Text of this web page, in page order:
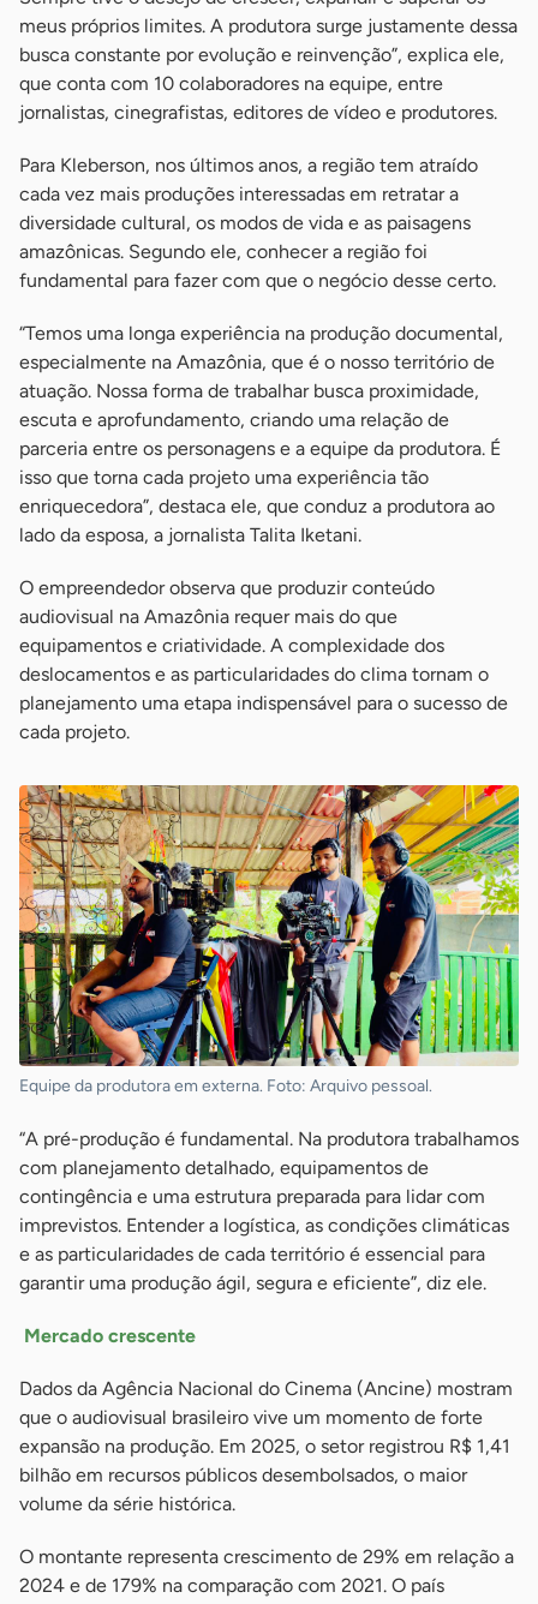
meus próprios limites. A produtora surge justamente dessa
busca constante por evolução e reinvenção”, explica ele,
que conta com 10 colaboradores na equipe, entre
jornalistas, cinegrafistas, editores de vídeo e produtores.
Para Kleberson, nos últimos anos, a região tem atraído
cada vez mais produções interessadas em retratar a
diversidade cultural, os modos de vida e as paisagens
amazônicas. Segundo ele, conhecer a região foi
fundamental para fazer com que o negócio desse certo.
“Temos uma longa experiência na produção documental,
especialmente na Amazônia, que é o nosso território de
atuação. Nossa forma de trabalhar busca proximidade,
escuta e aprofundamento, criando uma relação de
parceria entre os personagens e a equipe da produtora. É
isso que torna cada projeto uma experiência tão
enriquecedora”, destaca ele, que conduz a produtora ao
lado da esposa, a jornalista Talita Iketani.
O empreendedor observa que produzir conteúdo
audiovisual na Amazônia requer mais do que
equipamentos e criatividade. A complexidade dos
deslocamentos e as particularidades do clima tornam o
planejamento uma etapa indispensável para o sucesso de
cada projeto.
Equipe da produtora em externa. Foto: Arquivo pessoal.
“A pré-produção é fundamental. Na produtora trabalhamos
com planejamento detalhado, equipamentos de
contingência e uma estrutura preparada para lidar com
imprevistos. Entender a logística, as condições climáticas
e as particularidades de cada território é essencial para
garantir uma produção ágil, segura e eficiente”, diz ele.
Mercado crescente
Dados da Agência Nacional do Cinema (Ancine) mostram
que o audiovisual brasileiro vive um momento de forte
expansão na produção. Em 2025, o setor registrou R$ 1,41
bilhão em recursos públicos desembolsados, o maior
volume da série histórica.
O montante representa crescimento de 29% em relação a
2024 e de 179% na comparação com 2021. O país